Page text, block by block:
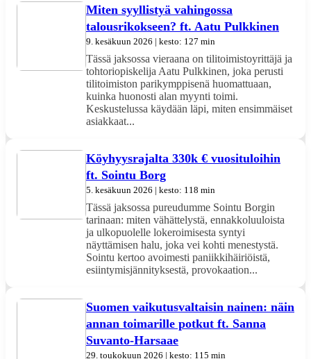
Miten syyllistyä vahingossa
talousrikokseen? ft. Aatu Pulkkinen
9. kesäkuun 2026 | kesto: 127 min
Tässä jaksossa vieraana on tilitoimistoyrittäjä ja
tohtoriopiskelija Aatu Pulkkinen, joka perusti
tilitoimiston parikymppisenä huomattuaan,
kuinka huonosti alan myynti toimi.
Keskustelussa käydään läpi, miten ensimmäiset
asiakkaat...
Köyhyysrajalta 330k € vuosituloihin
ft. Sointu Borg
5. kesäkuun 2026 | kesto: 118 min
Tässä jaksossa pureudumme Sointu Borgin
tarinaan: miten vähättelystä, ennakkoluuloista
ja ulkopuolelle lokeroimisesta syntyi
näyttämisen halu, joka vei kohti menestystä.
Sointu kertoo avoimesti paniikkihäiriöistä,
esiintymisjännityksestä, provokaation...
Suomen vaikutusvaltaisin nainen: näin
annan toimarille potkut ft. Sanna
Suvanto-Harsaae
29. toukokuun 2026 | kesto: 115 min